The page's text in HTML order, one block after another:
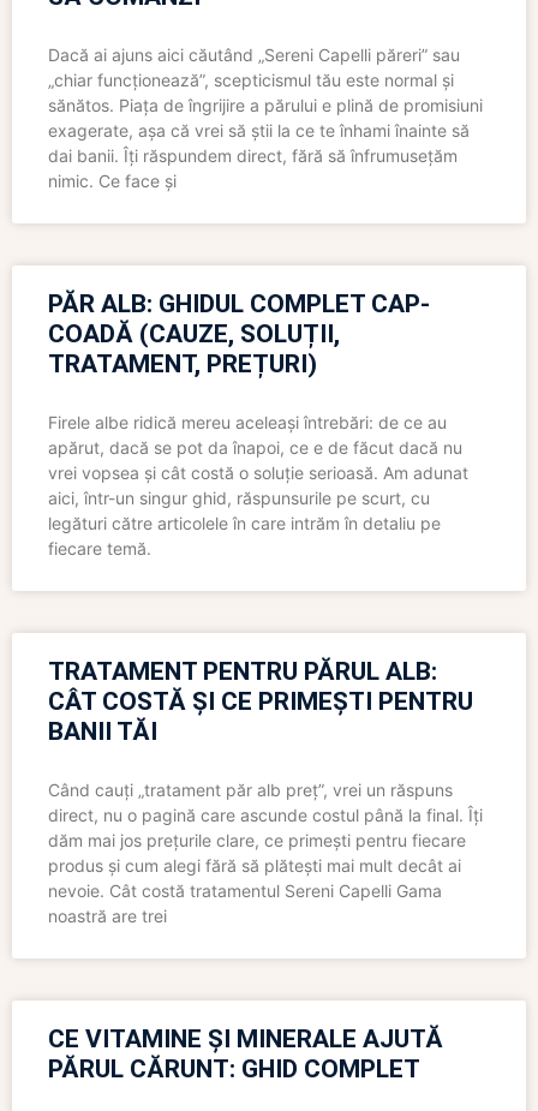
Dacă ai ajuns aici căutând „Sereni Capelli păreri” sau
„chiar funcționează”, scepticismul tău este normal și
sănătos. Piața de îngrijire a părului e plină de promisiuni
exagerate, așa că vrei să știi la ce te înhami înainte să
dai banii. Îți răspundem direct, fără să înfrumusețăm
nimic. Ce face și
PĂR ALB: GHIDUL COMPLET CAP-
COADĂ (CAUZE, SOLUȚII,
TRATAMENT, PREȚURI)
Firele albe ridică mereu aceleași întrebări: de ce au
apărut, dacă se pot da înapoi, ce e de făcut dacă nu
vrei vopsea și cât costă o soluție serioasă. Am adunat
aici, într-un singur ghid, răspunsurile pe scurt, cu
legături către articolele în care intrăm în detaliu pe
fiecare temă.
TRATAMENT PENTRU PĂRUL ALB:
CÂT COSTĂ ȘI CE PRIMEȘTI PENTRU
BANII TĂI
Când cauți „tratament păr alb preț”, vrei un răspuns
direct, nu o pagină care ascunde costul până la final. Îți
dăm mai jos prețurile clare, ce primești pentru fiecare
produs și cum alegi fără să plătești mai mult decât ai
nevoie. Cât costă tratamentul Sereni Capelli Gama
noastră are trei
CE VITAMINE ȘI MINERALE AJUTĂ
PĂRUL CĂRUNT: GHID COMPLET